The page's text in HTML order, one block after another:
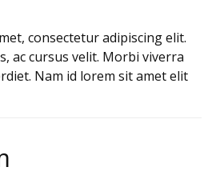
consectetur adipiscing elit.
ac cursus velit. Morbi viverra
Nam id lorem sit amet elit